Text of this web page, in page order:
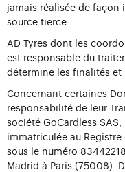
jamais réalisée de façon
source tierce.
AD Tyres dont les
est responsable du
détermine les finalités et
Concernant certaines
responsabilité de leur
société GoCardless
immatriculée au
sous le numéro
Madrid à Paris (75008).